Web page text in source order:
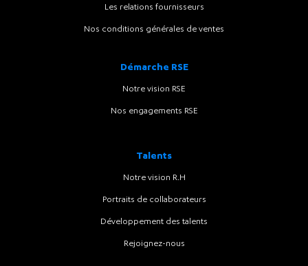
Les relations fournisseurs
Nos conditions générales de ventes
Démarche RSE
Notre vision RSE
Nos engagements RSE
Talents
Notre vision R.H
Portraits de collaborateurs
Développement des talents
Rejoignez-nous